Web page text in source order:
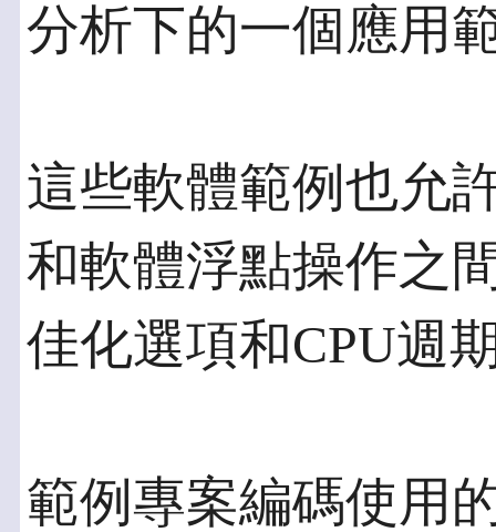
分析下的一個應用
這些軟體範例也允
和軟體浮點操作之
佳化選項和CPU週
範例專案編碼使用